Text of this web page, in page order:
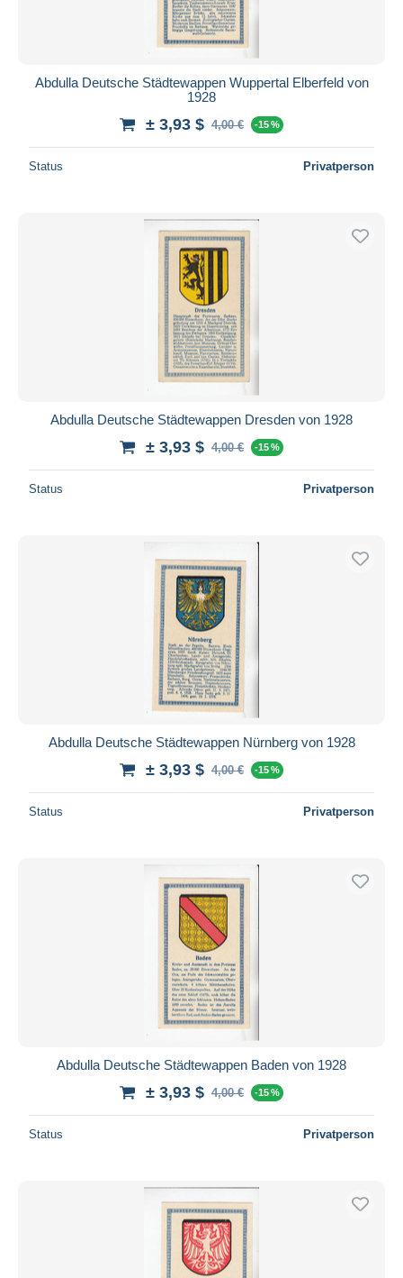
Abdulla Deutsche Städtewappen Wuppertal Elberfeld von
1928
± 3,93 $ 4,00 € -15 %
Status Privatperson
Abdulla Deutsche Städtewappen Dresden von 1928
± 3,93 $ 4,00 € -15 %
Status Privatperson
Abdulla Deutsche Städtewappen Nürnberg von 1928
± 3,93 $ 4,00 € -15 %
Status Privatperson
Abdulla Deutsche Städtewappen Baden von 1928
± 3,93 $ 4,00 € -15 %
Status Privatperson